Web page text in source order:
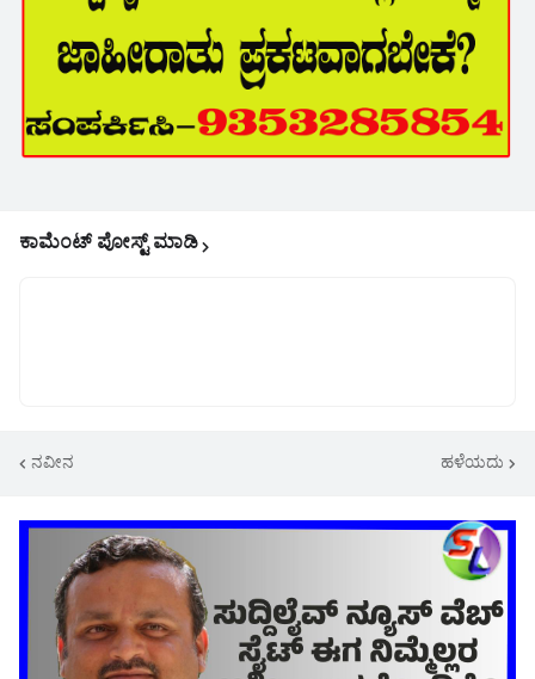
ಕಾಮೆಂಟ್‌‌ ಪೋಸ್ಟ್‌ ಮಾಡಿ
ನವೀನ ಹಳೆಯದು